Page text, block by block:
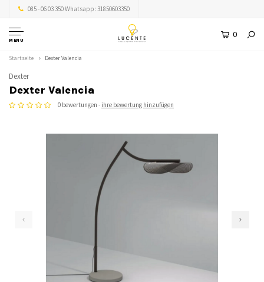
085 - 06 03 350 Whatsapp: 31850603350
MENU
0
Startseite Dexter Valencia
Dexter
Dexter Valencia
0 bewertungen - ihre bewertung hinzufügen